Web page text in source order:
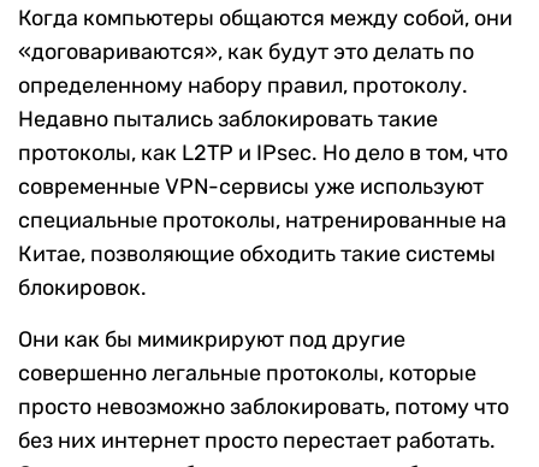
Когда компьютеры общаются между собой, они
«договариваются», как будут это делать по
определенному набору правил, протоколу.
Недавно пытались заблокировать такие
протоколы, как L2TP и IPsec. Но дело в том, что
современные VPN-сервисы уже используют
специальные протоколы, натренированные на
Китае, позволяющие обходить такие системы
блокировок.
Они как бы мимикрируют под другие
совершенно легальные протоколы, которые
просто невозможно заблокировать, потому что
без них интернет просто перестает работать.